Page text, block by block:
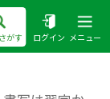
がす ログイン メニュー